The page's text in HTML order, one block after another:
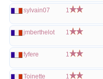
sylvain07 1
jmberthelot 1
fyfere 1
Toinette 1